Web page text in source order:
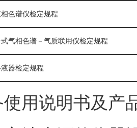
色谱仪检定规程
式气相色谱－气质联用仪检定规程
器检定规程
使用说明书及产